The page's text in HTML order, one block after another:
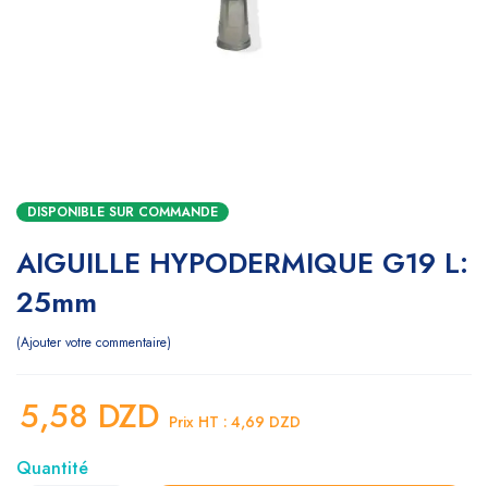
DISPONIBLE SUR COMMANDE
AIGUILLE HYPODERMIQUE G19 L:
25mm
Ajouter votre commentaire
5,58 DZD Prix HT : 4,69 DZD
Quantité